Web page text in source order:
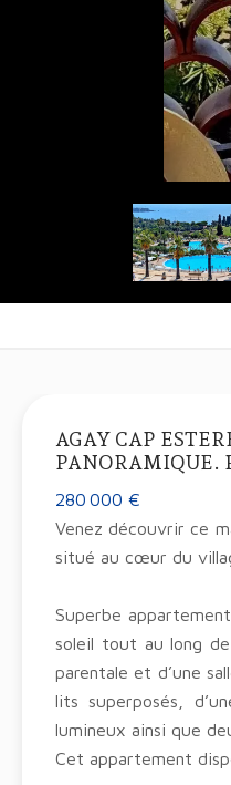
AGAY CAP
PANORAMIQUE.
280 000 €
Venez découvrir ce
situé au cœur du
Superbe
soleil tout au long de
parentale et d’une
lits superposés,
lumineux ainsi que
Cet appartement